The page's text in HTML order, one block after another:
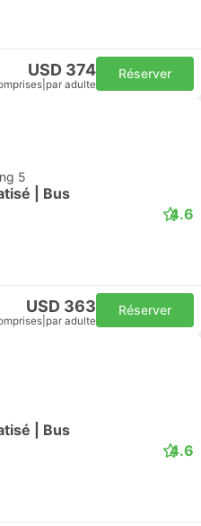
USD 374
par adulte
Réserver
5
| Bus
4.6
USD 363
par adulte
Réserver
| Bus
4.6